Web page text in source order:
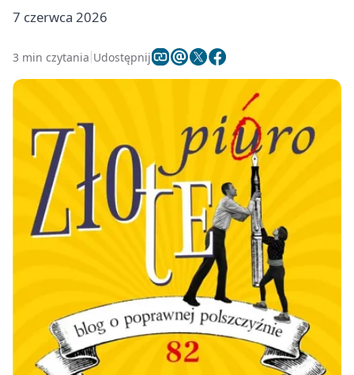
7 czerwca 2026
3 min czytania Udostępnij